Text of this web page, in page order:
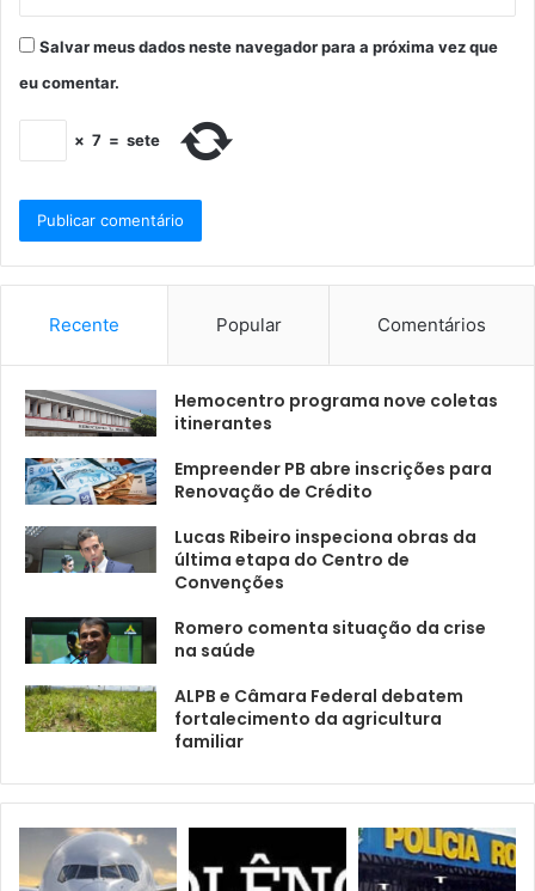
Salvar meus dados neste navegador para a próxima vez que
eu comentar.
× 7 = sete
Recente Popular Comentários
Hemocentro programa nove coletas
itinerantes
Empreender PB abre inscrições para
Renovação de Crédito
Lucas Ribeiro inspeciona obras da
última etapa do Centro de
Convenções
Romero comenta situação da crise
na saúde
ALPB e Câmara Federal debatem
fortalecimento da agricultura
familiar